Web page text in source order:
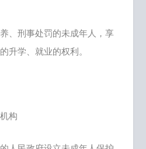
、刑事处罚的未成年人，享
升学、就业的权利。
构